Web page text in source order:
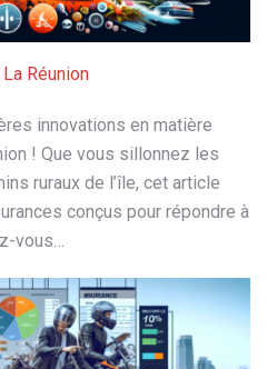
Réunion
innovations en matière
! Que vous sillonnez les
ruraux de l’île, cet article
conçus pour répondre à
vous…